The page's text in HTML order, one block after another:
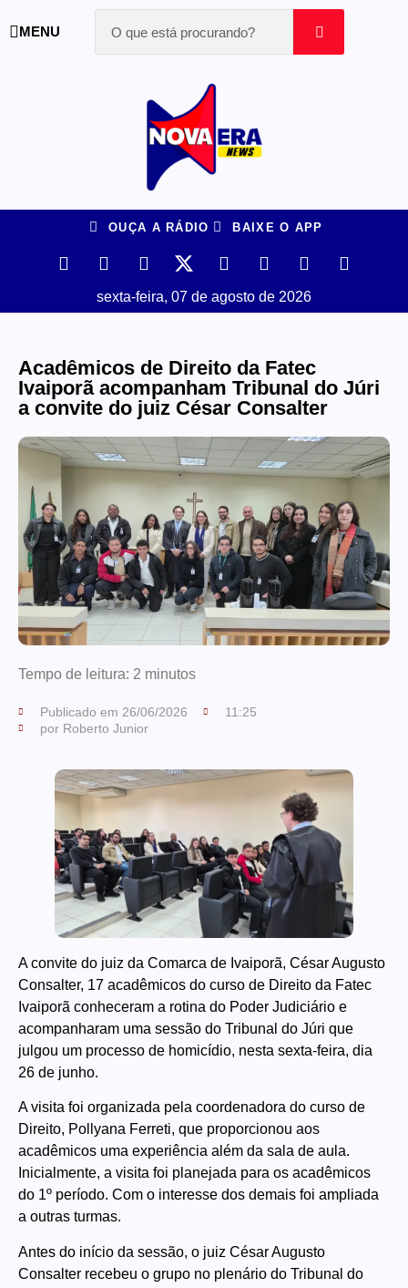
MENU
OUÇA A RÁDIO BAIXE O APP
sexta-feira, 07 de agosto de 2026
Acadêmicos de Direito da Fatec
Ivaiporã acompanham Tribunal do Júri
a convite do juiz César Consalter
Tempo de leitura: 2 minutos
Publicado em 26/06/2026
11:25
por Roberto Junior
A convite do juiz da Comarca de Ivaiporã, César Augusto
Consalter, 17 acadêmicos do curso de Direito da Fatec
Ivaiporã conheceram a rotina do Poder Judiciário e
acompanharam uma sessão do Tribunal do Júri que
julgou um processo de homicídio, nesta sexta-feira, dia
26 de junho.
A visita foi organizada pela coordenadora do curso de
Direito, Pollyana Ferreti, que proporcionou aos
acadêmicos uma experiência além da sala de aula.
Inicialmente, a visita foi planejada para os acadêmicos
do 1º período. Com o interesse dos demais foi ampliada
a outras turmas.
Antes do início da sessão, o juiz César Augusto
Consalter recebeu o grupo no plenário do Tribunal do